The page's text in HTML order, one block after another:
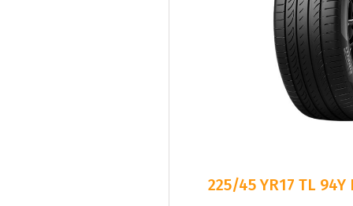
225/45 YR17 TL 94Y